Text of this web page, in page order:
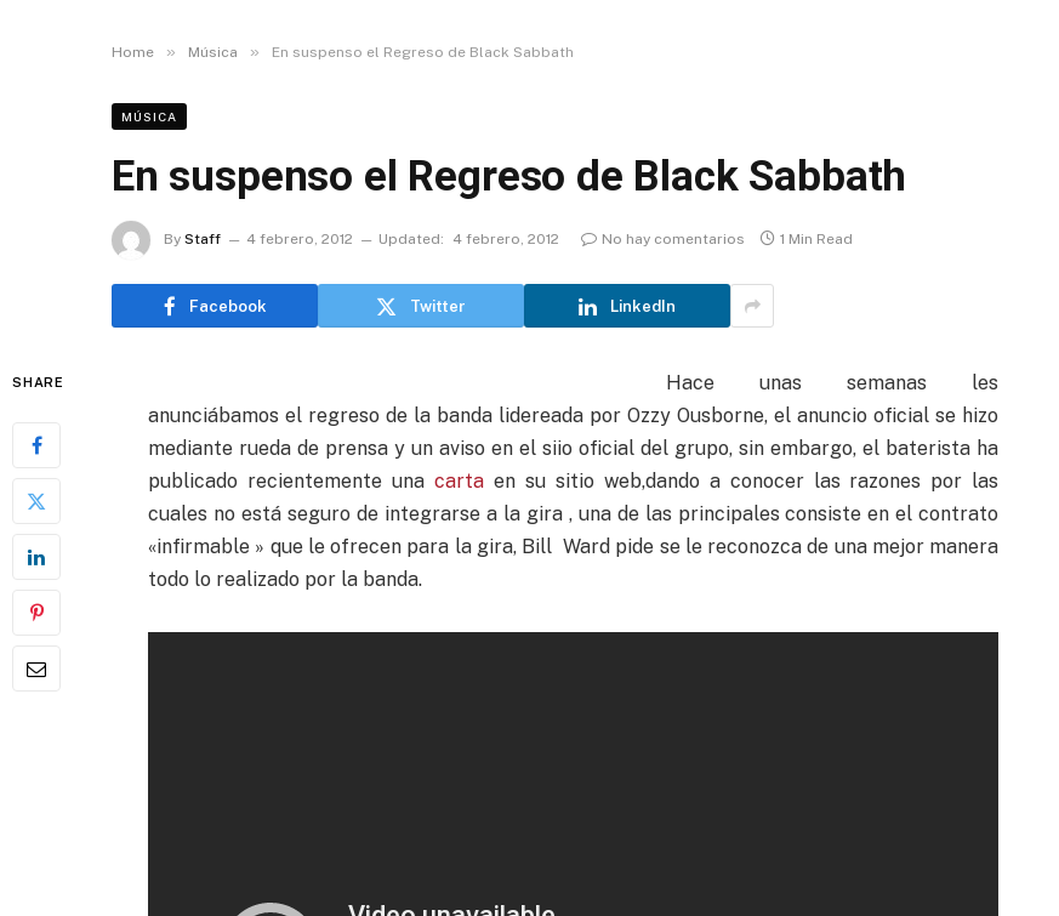
Home » Música » En suspenso el Regreso de Black Sabbath
MÚSICA
En suspenso el Regreso de Black Sabbath
By Staff 4 febrero, 2012 Updated: 4 febrero, 2012 No hay comentarios 1 Min Read
Facebook Twitter LinkedIn
SHARE
Hace unas semanas les
anunciábamos el regreso de la banda lidereada por Ozzy Ousborne, el anuncio oficial se hizo
mediante rueda de prensa y un aviso en el siio oficial del grupo, sin embargo, el baterista ha
publicado recientemente una cartaen su sitio web,dando a conocer las razones por las
cuales no está seguro de integrarse a la gira , una de las principales consiste en el contrato
«infirmable » que le ofrecen para la gira, Bill Ward pide se le reconozca de una mejor manera
todo lo realizado por la banda.